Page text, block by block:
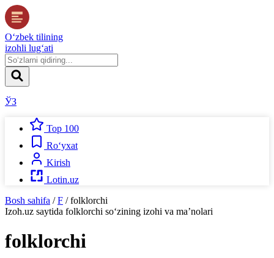
O‘zbek tilining
izohli lug‘ati
ЎЗ
Top 100
Ro‘yxat
Kirish
Lotin.uz
Bosh sahifa / F / folklorchi
Izoh.uz saytida folklorchi so‘zining izohi va ma’nolari
folklorchi